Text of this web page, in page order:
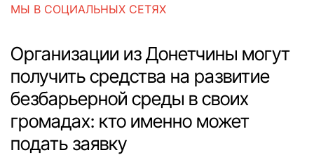
О нас
Инструкции
Спорт
Интервью
Досье
Репортаж
Блог
Проекты
МЫ В СОЦИАЛЬНЫХ СЕТЯХ
Организации из Донетчины могут
получить средства на развитие
безбарьерной среды в своих
громадах: кто именно может
подать заявку